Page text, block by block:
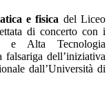
e fisica del Liceo
di concerto con i
e Alta Tecnologia
falsariga dell’iniziativa
dall’Università di